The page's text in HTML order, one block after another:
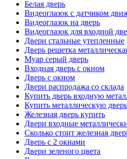
Белая дверь
Видеоглазок с датчиком
Видеоглазок на дверь
Видеоглазок для входной
Двери стальные утепленные
Дверь решетка
Муар серый дверь
Входная дверь с окном
Дверь с окном
Двери распродажа со склада
Купить дверь входную
Купить металлическую дверь
Железная дверь купить
Двери входные
Сколько стоит железная
Дверь с 2 окнами
Двери зеленого цвета